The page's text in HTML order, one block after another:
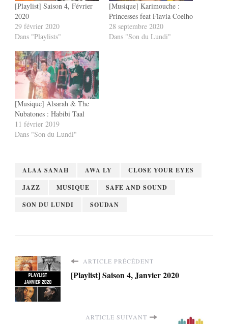
[Playlist] Saison 4, Février
2020
29 février 2020
Dans "Playlists"
[Musique] Karimouche :
Princesses feat Flavia Coelho
28 septembre 2020
Dans "Son du Lundi"
[Musique] Alsarah & The
Nubatones : Habibi Taal
11 février 2019
Dans "Son du Lundi"
ALAA SANAH AWA LY
CLOSE YOUR EYES
JAZZ
MUSIQUE
SAFE AND SOUND
SON DU LUNDI
SOUDAN
ARTICLE PRÉCÉDENT
[Playlist] Saison 4, Janvier 2020
ARTICLE SUIVANT